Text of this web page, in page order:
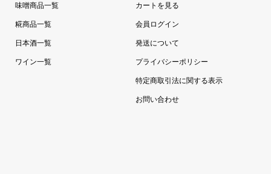
味噌商品一覧
糀商品一覧
日本酒一覧
ワイン一覧
カートを見る
会員ログイン
発送について
プライバシーポリシー
特定商取引法に関する表示
お問い合わせ